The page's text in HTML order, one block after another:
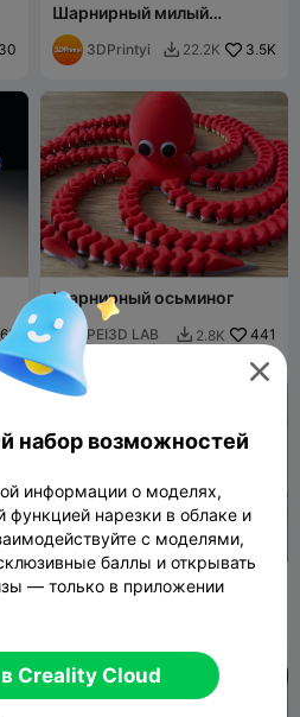
Шарнирный милый
осьминог
3DPrintyi  22.2K 3.5K
Шарнирный осьминог
PEI3D LAB  2.8K 441
Милый шарнирный

набор возможностей
информации о моделях,
функцией нарезки в облаке и
с моделями,
баллы и открывать
— только в приложении
Creality Cloud